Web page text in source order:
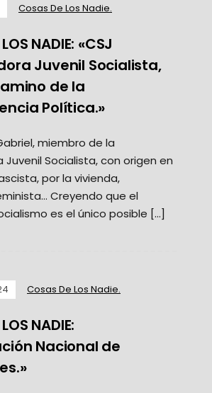
Cosas De Los Nadie.
NADIE: «CSJ
Juvenil Socialista,
de la
Política.»
miembro de la
Juvenil Socialista, con origen en
por la vivienda,
Creyendo que el
es el único posible […]
Cosas De Los Nadie.
NADIE:
Nacional de